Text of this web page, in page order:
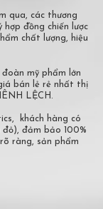
qua, các thương
đồng chiến lược
chất lượng, hiệu
mỹ phẩm lớn
bán lẻ rẻ nhất thị
LỆCH.
khách hàng có
đảm bảo 100%
ràng, sản phẩm